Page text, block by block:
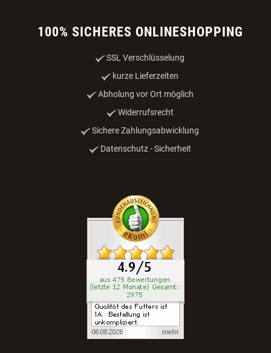
100% SICHERES ONLINESHOPPING
SSL Verschlüsselung
kurze Lieferzeiten
Abholung vor Ort möglich
Widerrufsrecht
Sichere Zahlungsabwicklung
Datenschutz - Sicherheit